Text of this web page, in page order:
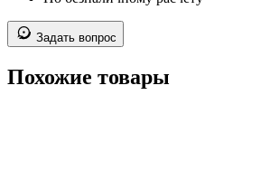
Задать вопрос
Похожие товары